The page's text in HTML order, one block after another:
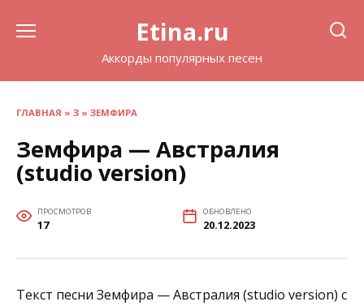
Etina.ru
Аккорды популярных песен
ГЛАВНАЯ » З » ЗЕМФИРА
Земфира — Австралия
(studio version)
ПРОСМОТРОВ
17
ОБНОВЛЕНО
20.12.2023
Текст песни Земфира — Австралия (studio version) с